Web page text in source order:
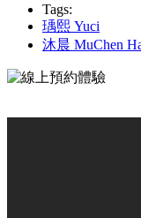
Tags:
瑀熙 Yuci
沐晨 MuChen